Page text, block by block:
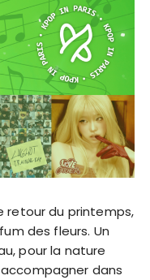
retour du printemps,
des fleurs. Un
pour la nature
dans